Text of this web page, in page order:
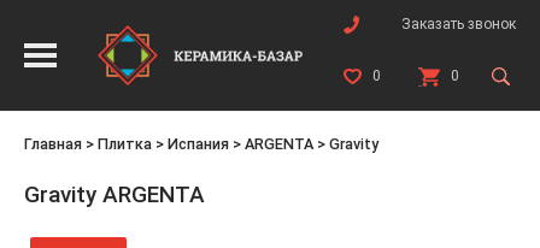
Заказать звонок
0 0
Главная > Плитка > Испания > ARGENTA > Gravity
Gravity ARGENTA